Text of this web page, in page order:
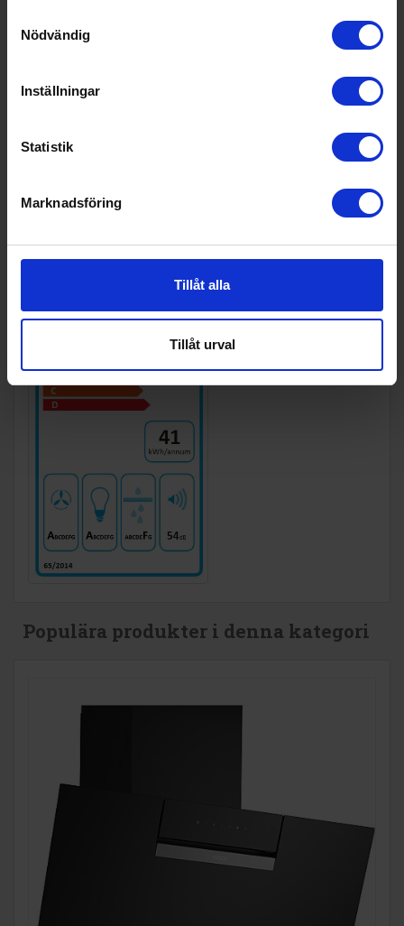
Nödvändig
Inställningar
Statistik
Marknadsföring
Tillåt alla
Tillåt urval
ge (m³/h):
m):
Energimärkning
Populära produkter i denna kategori